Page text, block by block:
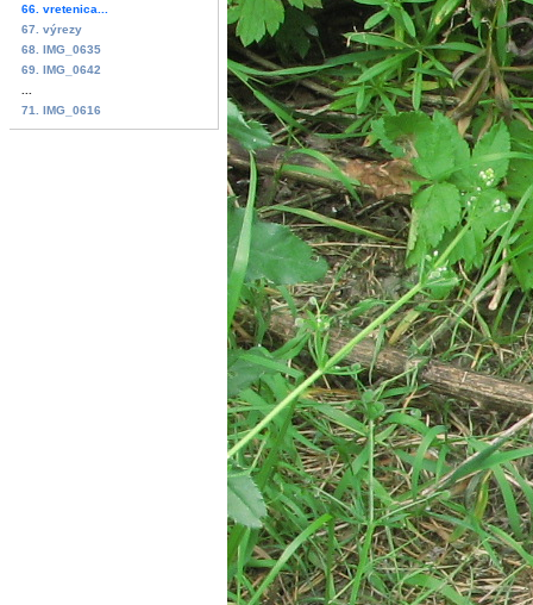
66. vretenica...
67. výrezy
68. IMG_0635
69. IMG_0642
71. IMG_0616